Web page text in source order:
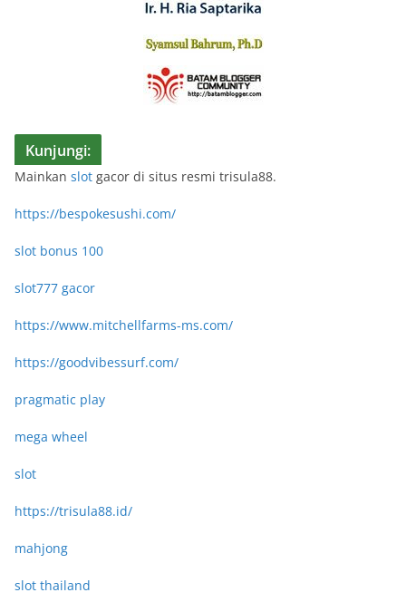
Kunjungi:
Mainkan slot gacor di situs resmi trisula88.
https://bespokesushi.com/
slot bonus 100
slot777 gacor
https://www.mitchellfarms-ms.com/
https://goodvibessurf.com/
pragmatic play
mega wheel
slot
https://trisula88.id/
mahjong
slot thailand